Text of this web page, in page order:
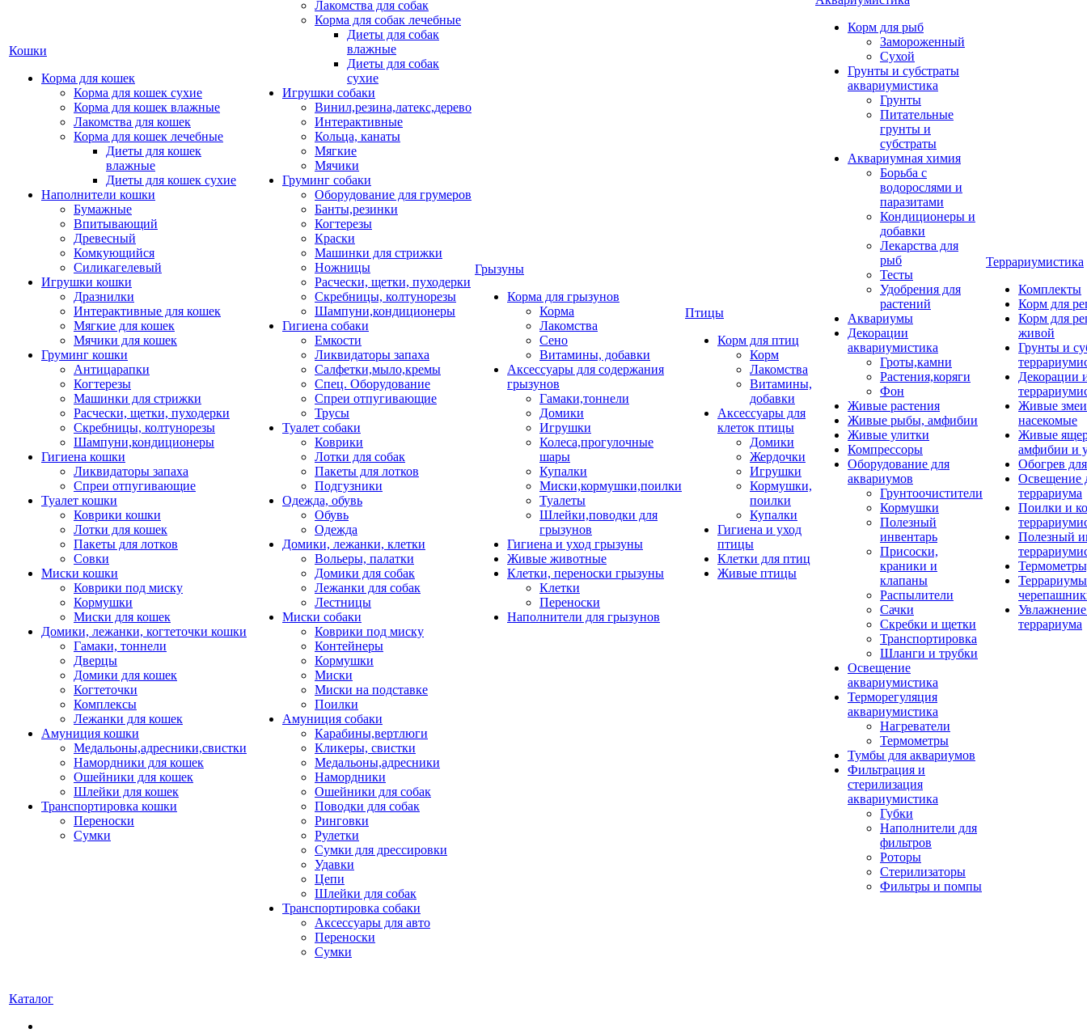
Кошки
Корма для кошек
Корма для кошек сухие
Корма для кошек влажные
Лакомства для кошек
Корма для кошек лечебные
Диеты для кошек
влажные
Диеты для кошек сухие
Наполнители кошки
Бумажные
Впитывающий
Древесный
Комкующийся
Силикагелевый
Игрушки кошки
Дразнилки
Интерактивные для кошек
Мягкие для кошек
Мячики для кошек
Груминг кошки
Антицарапки
Когтерезы
Машинки для стрижки
Расчески, щетки, пуходерки
Скребницы, колтунорезы
Шампуни,кондиционеры
Гигиена кошки
Ликвидаторы запаха
Спреи отпугивающие
Туалет кошки
Коврики кошки
Лотки для кошек
Пакеты для лотков
Совки
Миски кошки
Коврики под миску
Кормушки
Миски для кошек
Домики, лежанки, когтеточки кошки
Гамаки, тоннели
Дверцы
Домики для кошек
Когтеточки
Комплексы
Лежанки для кошек
Амуниция кошки
Медальоны,адресники,свистки
Намордники для кошек
Ошейники для кошек
Шлейки для кошек
Транспортировка кошки
Переноски
Сумки
Лакомства для собак
Корма для собак лечебные
Диеты для собак
влажные
Диеты для собак
сухие
Игрушки собаки
Винил,резина,латекс,дерево
Интерактивные
Кольца, канаты
Мягкие
Мячики
Груминг собаки
Оборудование для грумеров
Банты,резинки
Когтерезы
Краски
Машинки для стрижки
Ножницы
Расчески, щетки, пуходерки
Скребницы, колтунорезы
Шампуни,кондиционеры
Гигиена собаки
Емкости
Ликвидаторы запаха
Салфетки,мыло,кремы
Спец. Оборудование
Спреи отпугивающие
Трусы
Туалет собаки
Коврики
Лотки для собак
Пакеты для лотков
Подгузники
Одежда, обувь
Обувь
Одежда
Домики, лежанки, клетки
Вольеры, палатки
Домики для собак
Лежанки для собак
Лестницы
Миски собаки
Коврики под миску
Контейнеры
Кормушки
Миски
Миски на подставке
Поилки
Амуниция собаки
Карабины,вертлюги
Кликеры, свистки
Медальоны,адресники
Намордники
Ошейники для собак
Поводки для собак
Ринговки
Рулетки
Сумки для дрессировки
Удавки
Цепи
Шлейки для собак
Транспортировка собаки
Аксессуары для авто
Переноски
Сумки
Грызуны
Корма для грызунов
Корма
Лакомства
Сено
Витамины, добавки
Аксессуары для содержания
грызунов
Гамаки,тоннели
Домики
Игрушки
Колеса,прогулочные
шары
Купалки
Миски,кормушки,поилки
Туалеты
Шлейки,поводки для
грызунов
Гигиена и уход грызуны
Живые животные
Клетки, переноски грызуны
Клетки
Переноски
Наполнители для грызунов
Птицы
Корм для птиц
Корм
Лакомства
Витамины,
добавки
Аксессуары для
клеток птицы
Домики
Жердочки
Игрушки
Кормушки,
поилки
Купалки
Гигиена и уход
птицы
Клетки для птиц
Живые птицы
Корм для рыб
Замороженный
Сухой
Грунты и субстраты
аквариумистика
Грунты
Питательные
грунты и
субстраты
Аквариумная химия
Борьба с
водорослями и
паразитами
Кондиционеры и
добавки
Лекарства для
рыб
Тесты
Удобрения для
растений
Аквариумы
Декорации
аквариумистика
Гроты,камни
Растения,коряги
Фон
Живые растения
Живые рыбы, амфибии
Живые улитки
Компрессоры
Оборудование для
аквариумов
Грунтоочистители
Кормушки
Полезный
инвентарь
Присоски,
краники и
клапаны
Распылители
Сачки
Скребки и щетки
Транспортировка
Шланги и трубки
Освещение
аквариумистика
Терморегуляция
аквариумистика
Нагреватели
Термометры
Тумбы для аквариумов
Фильтрация и
стерилизация
аквариумистика
Губки
Наполнители для
фильтров
Роторы
Стерилизаторы
Фильтры и помпы
Террариумистика
Комплекты
Корм для
Корм для
живой
Грунты и
Декорации
Живые
насекомые
Живые
амфибии и
Обогрев
Освещение
террариума
Поилки и
Полезный
террариума
Каталог